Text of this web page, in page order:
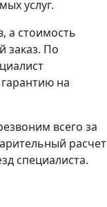
услуг.
а стоимость
заказ. По
на
всего за
расчет
специалиста.